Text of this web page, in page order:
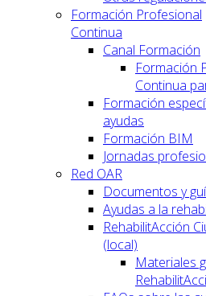
Formación Profesional
Continua
Canal Formación
Formación
Continua
Formación
ayudas
Formación BIM
Jornadas
Red OAR
Documentos y
Ayudas a la
RehabilitAcción
(local)
Materiales